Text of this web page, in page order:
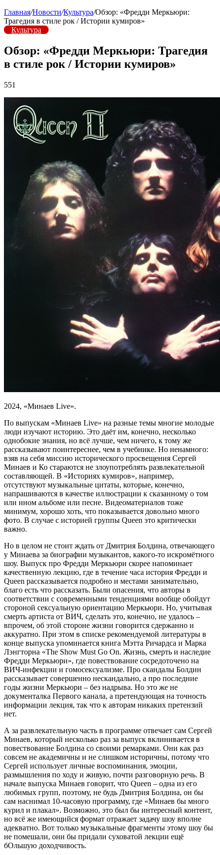
Главная/Новости/Культура/Обзор: «Фредди Меркьюри:
Трагедия в стиле рок / Истории кумиров»
Культура
Обзор: «Фредди Меркьюри: Трагедия
в стиле рок / Истории кумиров»
551
2024, «Минаев Live».
По выпускам «Минаев Live» на разные темы многие молодые
люди изучают историю. Это даёт им, конечно, несколько
однобокие знания, но всё лучше, чем ничего, к тому же
рассказывают поинтереснее, чем в учебнике. Но ненамного:
взяв на себя миссию исторического просвещения Сергей
Минаев и Ко стараются не злоупотреблять развлекательной
составляющей. В «Историях кумиров», например,
отсутствуют музыкальные цитаты, которые, конечно,
напрашиваются в качестве иллюстрации к сказанному о том
или ином альбоме или песне. Видеоматериалов тоже
минимум, хорошо хоть, что показывается довольно много
фото. В случае с историей группы Queen это критически
важно.
Но в целом не стоит ждать от Дмитрия Болдина, отвечающего
у Минаева за биографии музыкантов, какого-то искромётного
шоу. Выпуск про Фредди Меркьюри скорее напоминает
качественную лекцию, где в течение часа история Фредди и
Queen рассказывается подробно и местами занимательно,
благо есть что рассказать. Были опасения, что авторы в
соответствии с современными тенденциями вообще обойдут
стороной сексуальную ориентацию Меркьюри. Но, учитывая
смерть артиста от ВИЧ, сделать это, конечно, не удалось –
впрочем, об этой стороне жизни говорится сдержанно и
аккуратно. При этом в списке рекомендуемой литературы в
конце выпуска упоминается книга Мэтта Ричардса и Марка
Лэнгторна «The Show Must Go On. Жизнь, смерть и наследие
Фредди Меркьюри», где повествование сосредоточено на
ВИЧ-инфекции и гомосексуализме. Про скандалы Болдин
рассказывает совершенно нескандально, а про последние
годы жизни Меркьюри – без надрыва. Но это же не
документалка Первого канала, а претендующая на точность
информации лекция, так что к авторам никаких претензий
нет.
А за развлекательную часть в программе отвечает сам Сергей
Минаев, который несколько раз за выпуск вклинивается в
повествование Болдина со своими ремарками. Они как раз
совсем не академичны и не слишком историчны, потому что
Сергей использует личные воспоминания, эмоции,
размышления по ходу и живую, почти разговорную речь. В
начале выпуска Минаев говорит, что Queen – одна из его
любимых групп, поэтому, не будь Дмитрия Болдина, он бы
сам наснимал 10-часовую программу, где «Минаев бы много
курил и плакал». Возможно, это был бы интересный контент,
но всё же имеющийся формат отражает задачу шоу вполне
адекватно. Вот только музыкальные фрагменты этому шоу бы
не помешали, они бы придали суховатой лекции ещё
бОльшую доходчивость.